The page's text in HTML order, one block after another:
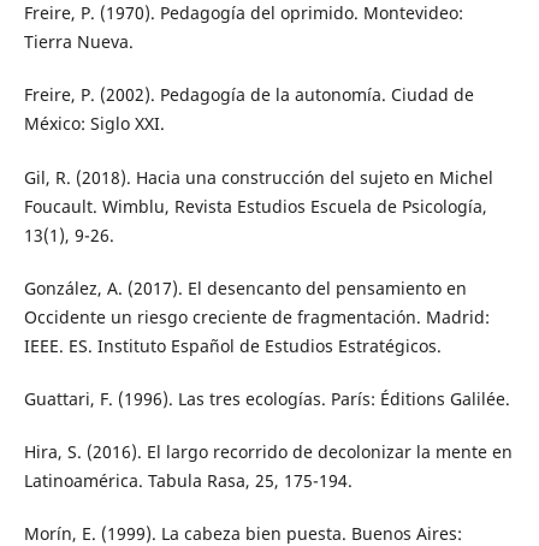
Freire, P. (1970). Pedagogía del oprimido. Montevideo:
Tierra Nueva.
Freire, P. (2002). Pedagogía de la autonomía. Ciudad de
México: Siglo XXI.
Gil, R. (2018). Hacia una construcción del sujeto en Michel
Foucault. Wimblu, Revista Estudios Escuela de Psicología,
13(1), 9-26.
González, A. (2017). El desencanto del pensamiento en
Occidente un riesgo creciente de fragmentación. Madrid:
IEEE. ES. Instituto Español de Estudios Estratégicos.
Guattari, F. (1996). Las tres ecologías. París: Éditions Galilée.
Hira, S. (2016). El largo recorrido de decolonizar la mente en
Latinoamérica. Tabula Rasa, 25, 175-194.
Morín, E. (1999). La cabeza bien puesta. Buenos Aires: